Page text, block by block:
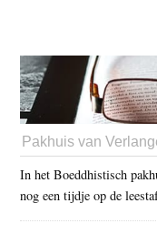
Pakhuis van
In het Boeddhistisch
nog een tijdje op de